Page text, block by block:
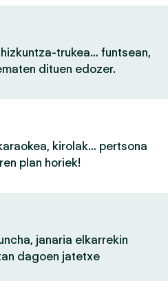
trukea… funtsean,
dituen edozer.
kirolak… pertsona
plan horiek!
janaria elkarrekin
dagoen jatetxe